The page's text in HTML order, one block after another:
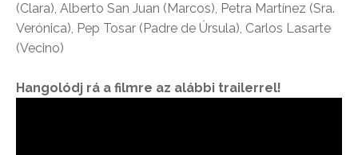
(Clara), Alberto San Juan (Marcos), Petra Martínez (Sra.
Verónica), Pep Tosar (Padre de Úrsula), Carlos Lasarte
(Vecino)
Hangolódj rá a filmre az alábbi trailerrel!